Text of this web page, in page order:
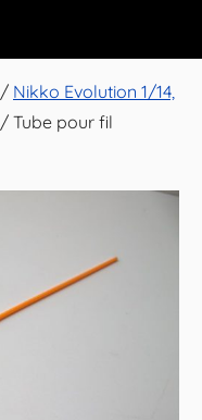
/ Nikko Evolution 1/14,
/ Tube pour fil